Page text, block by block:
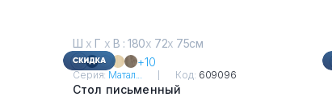
Ш х Г х В : 180х 72х 75см
+10
Серия: Матал... Код: 609096
Стол письменный